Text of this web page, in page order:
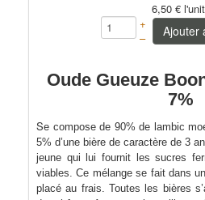
6,50 €
+
–
Ajouter
Oude Gueuze
7%
Se compose de 90% de lambic
5% d’une bière de caractère de 3
jeune qui lui fournit les sucres
viables.Ce mélange se fait dans
placé au frais. Toutes les bières